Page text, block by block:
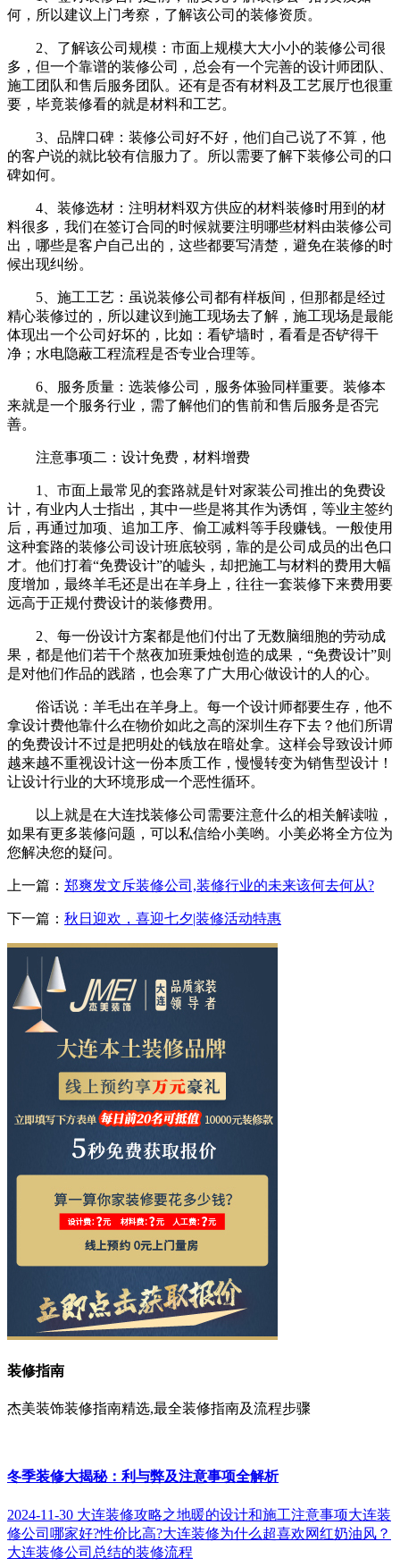
何，所以建议上门考察，了解该公司的装修资质。
2、了解该公司规模：市面上规模大大小小的装修公司很
多，但一个靠谱的装修公司，总会有一个完善的设计师团队、
施工团队和售后服务团队。还有是否有材料及工艺展厅也很重
要，毕竟装修看的就是材料和工艺。
3、品牌口碑：装修公司好不好，他们自己说了不算，他
的客户说的就比较有信服力了。所以需要了解下装修公司的口
碑如何。
4、装修选材：注明材料双方供应的材料装修时用到的材
料很多，我们在签订合同的时候就要注明哪些材料由装修公司
出，哪些是客户自己出的，这些都要写清楚，避免在装修的时
候出现纠纷。
5、施工工艺：虽说装修公司都有样板间，但那都是经过
精心装修过的，所以建议到施工现场去了解，施工现场是最能
体现出一个公司好坏的，比如：看铲墙时，看看是否铲得干
净；水电隐蔽工程流程是否专业合理等。
6、服务质量：选装修公司，服务体验同样重要。装修本
来就是一个服务行业，需了解他们的售前和售后服务是否完
善。
注意事项二：设计免费，材料增费
1、市面上最常见的套路就是针对家装公司推出的免费设
计，有业内人士指出，其中一些是将其作为诱饵，等业主签约
后，再通过加项、追加工序、偷工减料等手段赚钱。一般使用
这种套路的装修公司设计班底较弱，靠的是公司成员的出色口
才。他们打着“免费设计”的嘘头，却把施工与材料的费用大幅
度增加，最终羊毛还是出在羊身上，往往一套装修下来费用要
远高于正规付费设计的装修费用。
2、每一份设计方案都是他们付出了无数脑细胞的劳动成
果，都是他们若干个熬夜加班秉烛创造的成果，“免费设计”则
是对他们作品的践踏，也会寒了广大用心做设计的人的心。
俗话说：羊毛出在羊身上。每一个设计师都要生存，他不
拿设计费他靠什么在物价如此之高的深圳生存下去？他们所谓
的免费设计不过是把明处的钱放在暗处拿。这样会导致设计师
越来越不重视设计这一份本质工作，慢慢转变为销售型设计！
让设计行业的大环境形成一个恶性循环。
以上就是在大连找装修公司需要注意什么的相关解读啦，
如果有更多装修问题，可以私信给小美哟。小美必将全方位为
您解决您的疑问。
上一篇： 郑爽发文斥装修公司,装修行业的未来该何去何从?
下一篇： 秋日迎欢，喜迎七夕|装修活动特惠
装修指南
杰美装饰装修指南精选,最全装修指南及流程步骤
冬季装修大揭秘：利与弊及注意事项全解析
2024-11-30 大连装修攻略之地暖的设计和施工注意事项大连装
修公司哪家好?性价比高?大连装修为什么超喜欢网红奶油风？
大连装修公司总结的装修流程